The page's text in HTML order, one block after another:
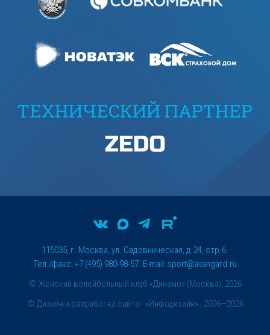
ТЕХНИЧЕСКИЙ ПАРТНЕР
© Женский волейбольный клуб «Динамо» (Москва), 2026
115035, г. Москва, ул. Садовническая, д.24, стр.6.
Тел./факс: +7 (495) 980-98-57. E-mail: sport@avangard.ru
© Дизайн и разработка сайта - «Инфодизайн» , 2006—2026